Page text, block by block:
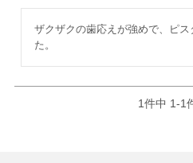
ザクザクの歯応えが強めで、ピ
た。
1件中 1-1